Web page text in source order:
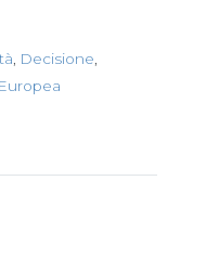
Decisione